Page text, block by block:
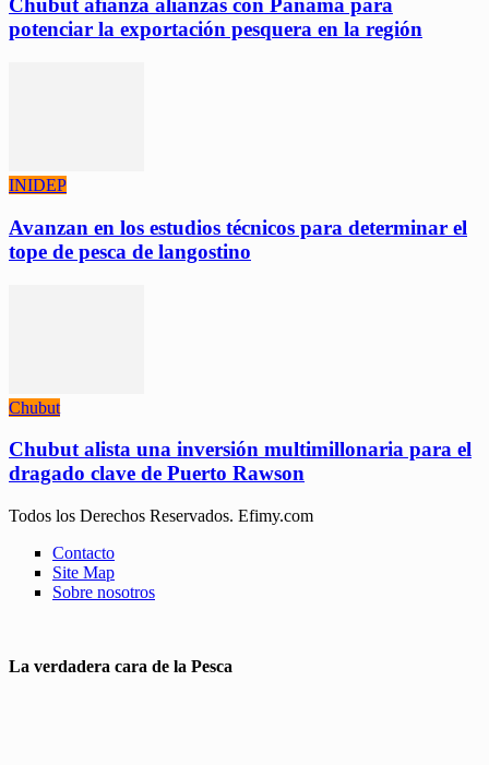
Chubut afianza alianzas con Panamá para
potenciar la exportación pesquera en la región
INIDEP
Avanzan en los estudios técnicos para determinar el
tope de pesca de langostino
Chubut
Chubut alista una inversión multimillonaria para el
dragado clave de Puerto Rawson
Todos los Derechos Reservados. Efimy.com
Contacto
Site Map
Sobre nosotros
La verdadera cara de la Pesca